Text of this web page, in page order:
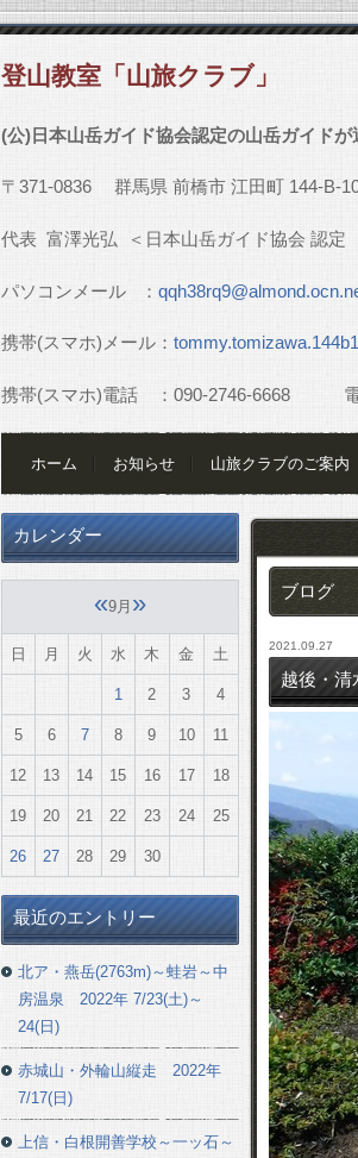
登山教室「山旅クラブ」
(公)日本山岳ガイド協会認定の山岳ガイドが
〒 371-0836 群馬県 前橋市 江田町 144-B-
代表 富澤光弘 ＜日本山岳ガイド協会 認定
パソコンメール ：
携帯(スマホ)メール：
携帯(スマホ)電話 ： 090-2746-6668電話
ホーム お知らせ 山旅クラブのご案内
ブログ
2021.09.27
越後・清
カレンダー
«9月 »
日 月 火 水 木 金 土
1 2 3 4
5 6 7 8 9 10 11
12 13 14 15 16 17 18
19 20 21 22 23 24 25
26 27 28 29 30
最近のエントリー
北ア・燕岳(2763m)～蛙岩～中
房温泉 2022年 7/23(土)～
24(日)
赤城山・外輪山縦走 2022年
7/17(日)
上信・白根開善学校～一ッ石～